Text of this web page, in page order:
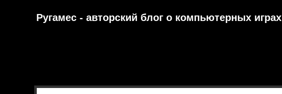
Ругамес - авторский блог о компьютерных играх